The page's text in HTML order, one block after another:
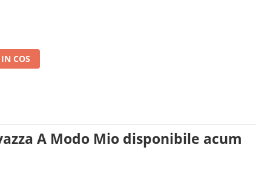
COS
A Modo Mio disponibile acum